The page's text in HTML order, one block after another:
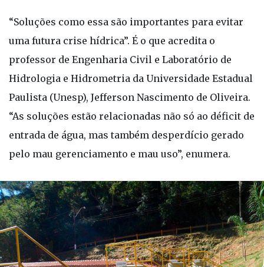
“Soluções como essa são importantes para evitar
uma futura crise hídrica”. É o que acredita o
professor de Engenharia Civil e Laboratório de
Hidrologia e Hidrometria da Universidade Estadual
Paulista (Unesp), Jefferson Nascimento de Oliveira.
“As soluções estão relacionadas não só ao déficit de
entrada de água, mas também desperdício gerado
pelo mau gerenciamento e mau uso”, enumera.